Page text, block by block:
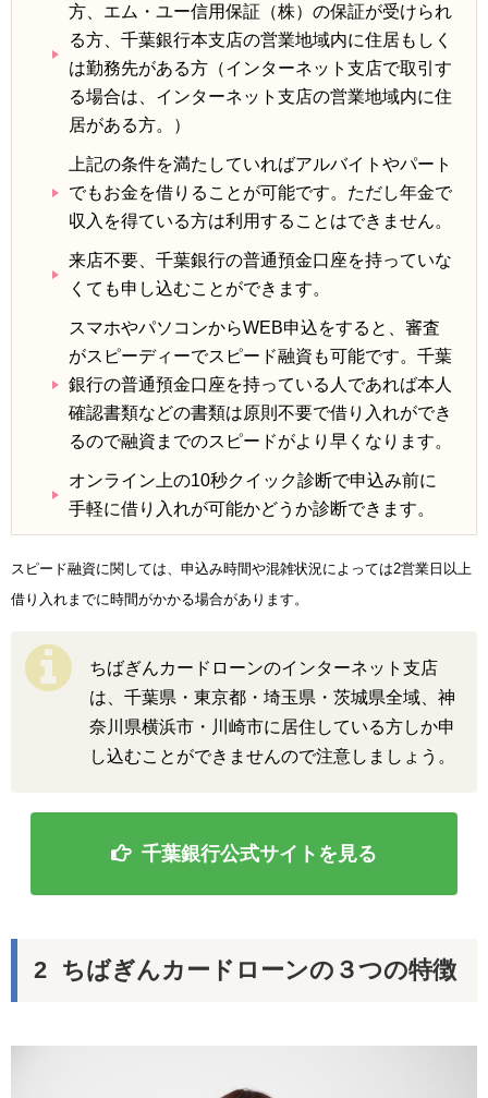
方、エム・ユー信用保証（株）の保証が受けられ
る方、千葉銀行本支店の営業地域内に住居もしく
は勤務先がある方（インターネット支店で取引す
る場合は、インターネット支店の営業地域内に住
居がある方。）
上記の条件を満たしていればアルバイトやパート
でもお金を借りることが可能です。ただし年金で
収入を得ている方は利用することはできません。
来店不要、千葉銀行の普通預金口座を持っていな
くても申し込むことができます。
スマホやパソコンからWEB申込をすると、審査
がスピーディーでスピード融資も可能です。千葉
銀行の普通預金口座を持っている人であれば本人
確認書類などの書類は原則不要で借り入れができ
るので融資までのスピードがより早くなります。
オンライン上の10秒クイック診断で申込み前に
手軽に借り入れが可能かどうか診断できます。
スピード融資に関しては、申込み時間や混雑状況によっては2営業日以上
借り入れまでに時間がかかる場合があります。
ちばぎんカードローンのインターネット支店
は、千葉県・東京都・埼玉県・茨城県全域、神
奈川県横浜市・川崎市に居住している方しか申
し込むことができませんので注意しましょう。
千葉銀行公式サイトを見る
ちばぎんカードローンの３つの特徴